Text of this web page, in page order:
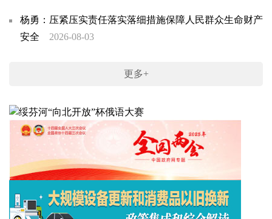
杨勇：压紧压实责任落实落细措施保障人民群众生命财产
安全
2026-08-03
更多+